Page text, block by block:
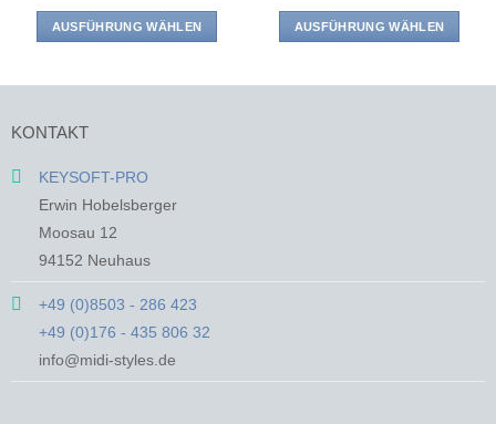
AUSFÜHRUNG WÄHLEN
auf.
Optionen
auf
der
Produktseite
gewählt
werden
AUSFÜHRUNG WÄHLEN
der
KONTAKT
KEYSOFT-PRO
Erwin Hobelsberger
Moosau 12
94152 Neuhaus
+49 (0)8503 - 286 423
+49 (0)176 - 435 806 32
info@midi-styles.de